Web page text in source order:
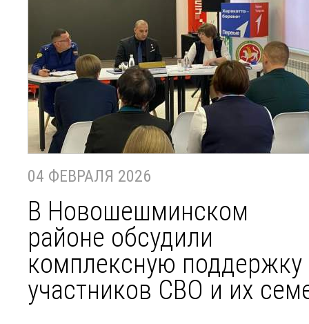
04 ФЕВРАЛЯ 2026
В Новошешминском
районе обсудили
комплексную поддержку
участников СВО и их